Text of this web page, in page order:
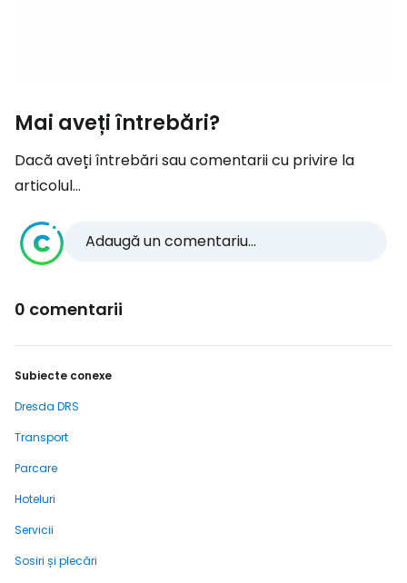
Mai aveți întrebări?
Dacă aveți întrebări sau comentarii cu privire la
articolul...
Adaugă un comentariu...
0 comentarii
Subiecte conexe
Dresda DRS
Transport
Parcare
Hoteluri
Servicii
Sosiri și plecări